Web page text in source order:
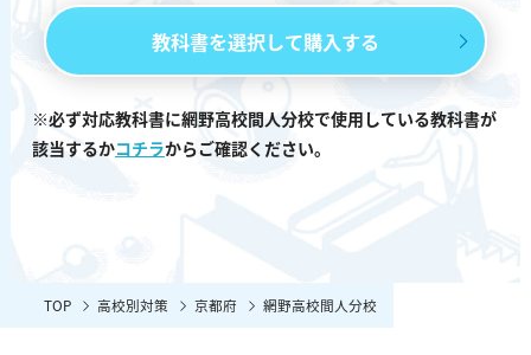
教科書を選択して購入する
※必ず対応教科書に網野高校間人分校で使用している教科書が
該当するかコチラからご確認ください。
TOP 高校別対策 京都府 網野高校間人分校